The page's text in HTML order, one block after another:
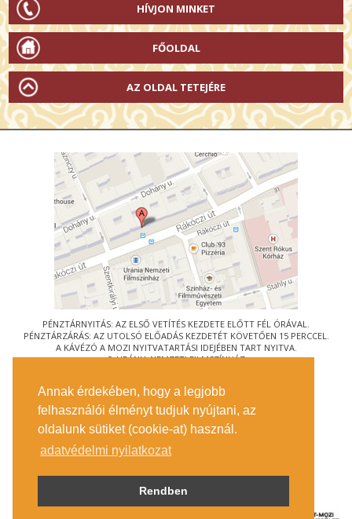
Annak érdekében, hogy a legjobb
felhasználói élményt tudjuk nyújtani, az
oldalunk sütiket (cookie-at) használ.
adatvédelmi nyilatkozat
Rendben
HÍVJON MINKET
FŐOLDAL
AZ OLDAL TETEJÉRE
PÉNZTÁRNYITÁS: AZ ELSŐ VETÍTÉS KEZDETE ELŐTT FÉL ÓRÁVAL.
PÉNZTÁRZÁRÁS: AZ UTOLSÓ ELŐADÁS KEZDETÉT KÖVETŐEN 15 PERCCEL.
A KÁVÉZÓ A MOZI NYITVATARTÁSI IDEJÉBEN TART NYITVA.
© URÁNIA NEMZETI FILMSZÍNHÁZ
1088 BUDAPEST, RÁKÓCZI ÚT 21.
MEGKÖZELÍTÉS
JEGYINFORMÁCIÓ
ÍRJON NEKÜNK!
KÖZÉRDEKŰ ADATOK